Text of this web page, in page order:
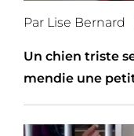
Par Lise Bernard
Un chien triste
mendie une